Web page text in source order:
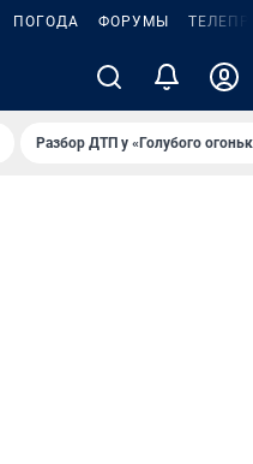
ПОГОДА ФОРУМЫ
Разбор ДТП у «Голубого